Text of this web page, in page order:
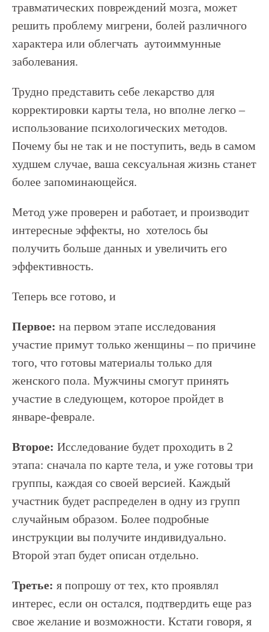
травматических повреждений мозга, может
решить проблему мигрени, болей различного
характера или облегчать аутоиммунные
заболевания.
Трудно представить себе лекарство для
корректировки карты тела, но вполне легко –
использование психологических методов.
Почему бы не так и не поступить, ведь в самом
худшем случае, ваша сексуальная жизнь станет
более запоминающейся.
Метод уже проверен и работает, и производит
интересные эффекты, но хотелось бы
получить больше данных и увеличить его
эффективность.
Теперь все готово, и
Первое: на первом этапе исследования
участие примут только женщины – по причине
того, что готовы материалы только для
женского пола. Мужчины смогут принять
участие в следующем, которое пройдет в
январе-феврале.
Второе: Исследование будет проходить в 2
этапа: сначала по карте тела, и уже готовы три
группы, каждая со своей версией. Каждый
участник будет распределен в одну из групп
случайным образом. Более подробные
инструкции вы получите индивидуально.
Второй этап будет описан отдельно.
Третье: я попрошу от тех, кто проявлял
интерес, если он остался, подтвердить еще раз
свое желание и возможности. Кстати говоря, я